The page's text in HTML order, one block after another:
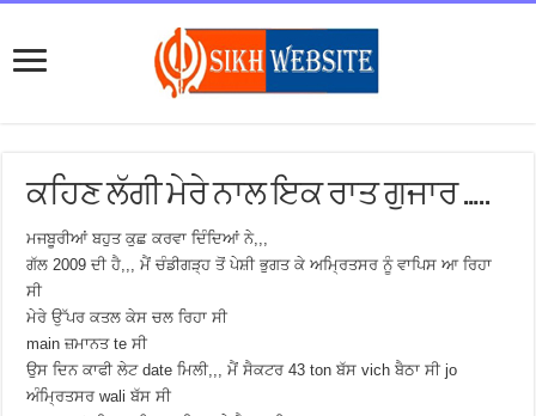
ਕਹਿਣ ਲੱਗੀ ਮੇਰੇ ਨਾਲ ਇਕ ਰਾਤ ਗੁਜਾਰ …..
ਮਜਬੂਰੀਆਂ ਬਹੁਤ ਕੁਛ ਕਰਵਾ ਦਿੰਦਿਆਂ ਨੇ,,,
ਗੱਲ 2009 ਦੀ ਹੈ,,, ਮੈਂ ਚੰਡੀਗੜ੍ਹ ਤੋਂ ਪੇਸ਼ੀ ਭੁਗਤ ਕੇ ਅਮ੍ਰਿਤਸਰ ਨੂੰ ਵਾਪਿਸ ਆ ਰਿਹਾ
ਸੀ
ਮੇਰੇ ਉੱਪਰ ਕਤਲ ਕੇਸ ਚਲ ਰਿਹਾ ਸੀ
main ਜ਼ਮਾਨਤ te ਸੀ
ਉਸ ਦਿਨ ਕਾਫੀ ਲੇਟ date ਮਿਲੀ,,, ਮੈਂ ਸੈਕਟਰ 43 ton ਬੱਸ vich ਬੈਠਾ ਸੀ jo
ਅੰਮ੍ਰਿਤਸਰ wali ਬੱਸ ਸੀ